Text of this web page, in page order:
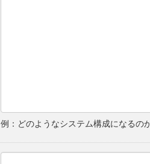
例：どのようなシステム構成になるの